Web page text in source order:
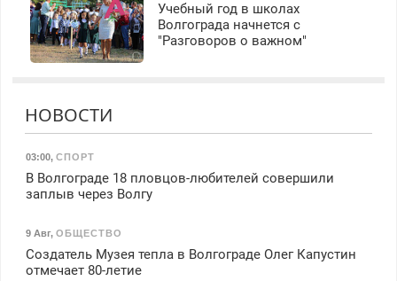
Учебный год в школах
Волгограда начнется с
"Разговоров о важном"
НОВОСТИ
03:00, СПОРТ
В Волгограде 18 пловцов-любителей совершили
заплыв через Волгу
9 Авг, ОБЩЕСТВО
Создатель Музея тепла в Волгограде Олег Капустин
отмечает 80-летие